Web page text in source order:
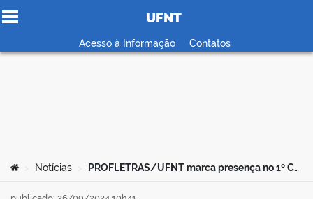
Ir para o conteúdo
UFNT
Acesso à Informação Contatos
Você está aqui:
Notícias PROFLETRAS/UFNT marca presença no 1º CLLIMAZ em Belém (PA)